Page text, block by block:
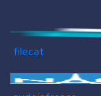
filecat